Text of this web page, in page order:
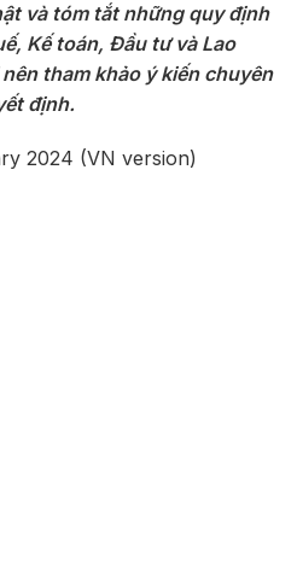
và tóm tắt những quy định
Kế toán, Đầu tư và Lao
tham khảo ý kiến chuyên
định.
2024 (VN version)